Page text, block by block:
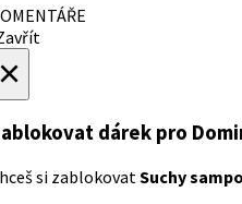
dárek pro
si zablokovatSuchy